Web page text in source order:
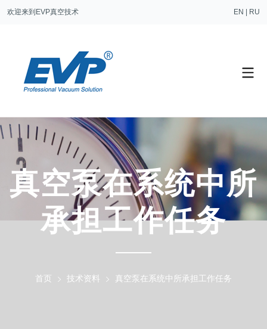
欢迎来到EVP真空技术 EN RU
真空泵在系统中所
承担工作任务
首页 技术资料 真空泵在系统中所承担工作任务